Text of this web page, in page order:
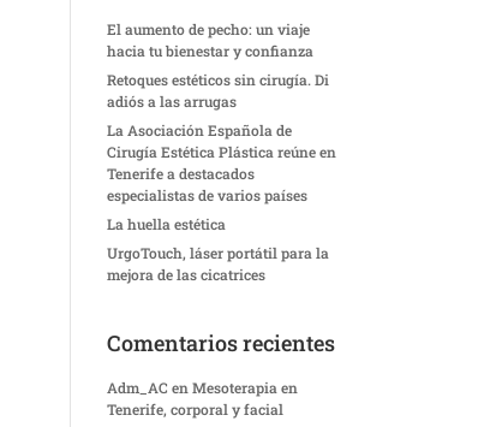
El aumento de pecho: un viaje
hacia tu bienestar y confianza
Retoques estéticos sin cirugía. Di
adiós a las arrugas
La Asociación Española de
Cirugía Estética Plástica reúne en
Tenerife a destacados
especialistas de varios países
La huella estética
UrgoTouch, láser portátil para la
mejora de las cicatrices
Comentarios recientes
Adm_AC enMesoterapia en
Tenerife, corporal y facial